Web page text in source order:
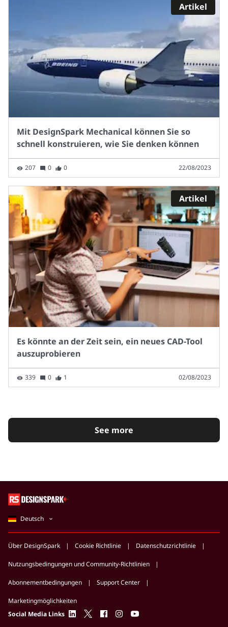
Artikel
Mit DesignSpark Mechanical können Sie so
schnell konstruieren, wie Sie denken können
207 0 0 22/08/2023
Artikel
Es könnte an der Zeit sein, ein neues CAD-Tool
auszuprobieren
339 0 1 02/08/2023
See more
Deutsch
Über DesignSpark Cookie Richtlinie Datenschutzrichtlinie
Nutzungsbedingungen und Community-Richtlinien
Abonnementbedingungen Support Center
Marketingmöglichkeiten
Social Media Links linkedintwitterfacebookinstagramyoutube